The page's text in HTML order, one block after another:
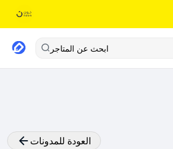
ابحث عن المتاجر
العودة للمدونات